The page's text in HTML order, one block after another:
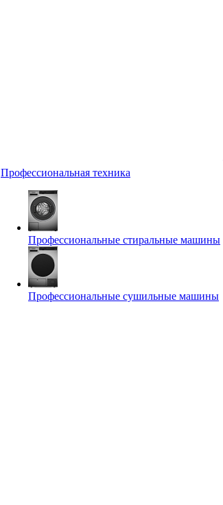
Профессиональная техника
Профессиональные стиральные машины
Профессиональные сушильные машины